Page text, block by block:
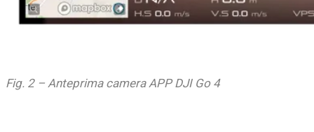
Fig. 2 – Anteprima camera APP DJI Go 4